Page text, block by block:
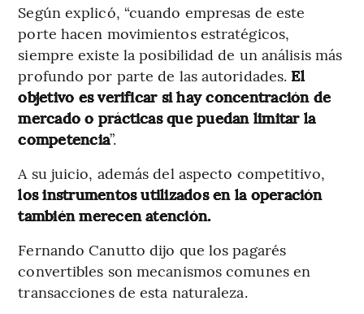
Según explicó, “cuando empresas de este
porte hacen movimientos estratégicos,
siempre existe la posibilidad de un análisis más
profundo por parte de las autoridades. El
objetivo es verificar si hay concentración de
mercado o prácticas que puedan limitar la
competencia”.
A su juicio, además del aspecto competitivo,
los instrumentos utilizados en la operación
también merecen atención.
Fernando Canutto dijo que los pagarés
convertibles son mecanismos comunes en
transacciones de esta naturaleza.